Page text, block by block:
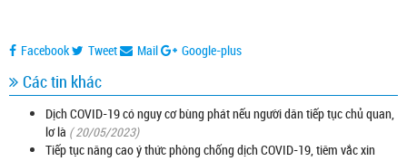
Facebook Tweet Mail Google-plus
Các tin khác
Dịch COVID-19 có nguy cơ bùng phát nếu người dân tiếp tục chủ quan,
lơ là ( 20/05/2023)
Tiếp tục nâng cao ý thức phòng chống dịch COVID-19, tiêm vắc xin